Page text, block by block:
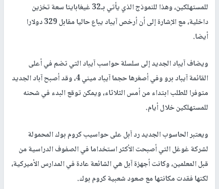
للمستهلكين، وهذا للنموذج الذي يأتي بـ32 غيغابايتا سعة تخزين
داخلية، مع الإشارة إلى أن أرخص آيباد يباع حاليا مقابل 329 دولارا
أيضا.
ويضاف آيباد الجديد إلى سلسلة حواسب آيباد التي تضم في أعلى
القائمة آيباد برو وفي أصغرها حجما آيباد ميني 4، وقد أصبح آباد الجديد
متوفرا للطلب ابتداء من أمس الثلاثاء، ويمكن توقع البدء في شحنه
للمستهلكين خلال أيام.
ويعتبر الحاسوب الجديد رد آبل على حواسيب كروم بوك المحمولة
لشركة غوغل التي أصبحت الأكثر استخداما في الصفوف الدراسية من
قبل المعلمين، وكانت أجهزة آبل هي الشائعة عادة في المدارس الأميركية،
لكنها فقدت مكانتها مع صعود شعبية كروم بوك.